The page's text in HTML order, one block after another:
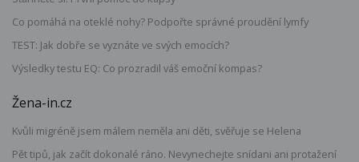
Co pomáhá na oteklé nohy? Podpořte správné proudění lymfy
TEST: Jak dobře se vyznáte ve svých emocích?
Výsledky testu EQ: Co prozradil váš emoční kompas?
Žena-in.cz
Kvůli migréně jsem málem neměla ani děti, svěřuje se Helena
Pět tipů, jak začít dokonalé ráno. Nevynechejte snídani ani protažení